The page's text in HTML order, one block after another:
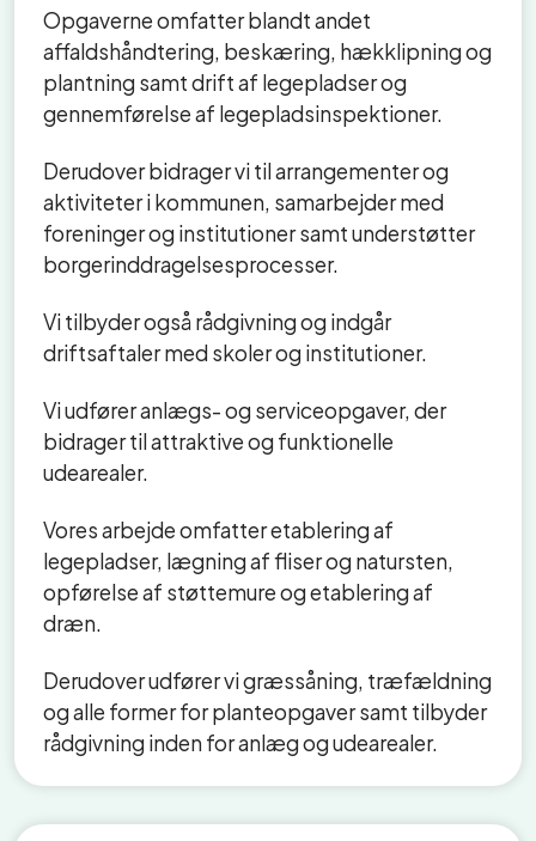
Opgaverne omfatter blandt andet
affaldshåndtering, beskæring, hækklipning og
plantning samt drift af legepladser og
gennemførelse af legepladsinspektioner.
Derudover bidrager vi til arrangementer og
aktiviteter i kommunen, samarbejder med
foreninger og institutioner samt understøtter
borgerinddragelsesprocesser.
Vi tilbyder også rådgivning og indgår
driftsaftaler med skoler og institutioner.
Vi udfører anlægs- og serviceopgaver, der
bidrager til attraktive og funktionelle
udearealer.
Vores arbejde omfatter etablering af
legepladser, lægning af fliser og natursten,
opførelse af støttemure og etablering af
dræn.
Derudover udfører vi græssåning, træfældning
og alle former for planteopgaver samt tilbyder
rådgivning inden for anlæg og udearealer.